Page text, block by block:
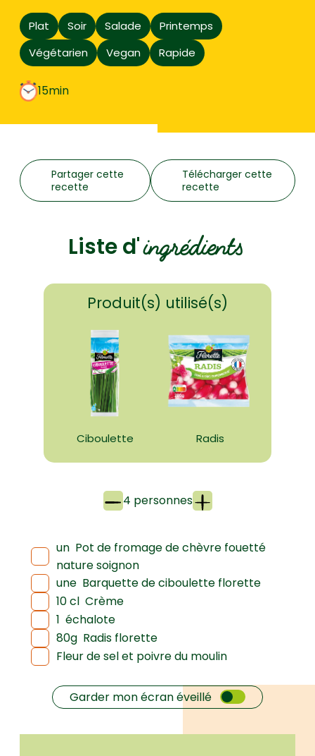
Plat Soir Salade
Printemps
Végétarien
Vegan Rapide
15min
Partager cette
recette
Télécharger cette
recette
Liste d'ingrédients
Produit(s) utilisé(s)
Ciboulette Radis
4 personnes
un Pot de fromage de chèvre fouetté
nature soignon
une Barquette de ciboulette florette
10 cl Crème
1 échalote
80g Radis florette
Fleur de sel et poivre du moulin
Garder mon écran éveillé